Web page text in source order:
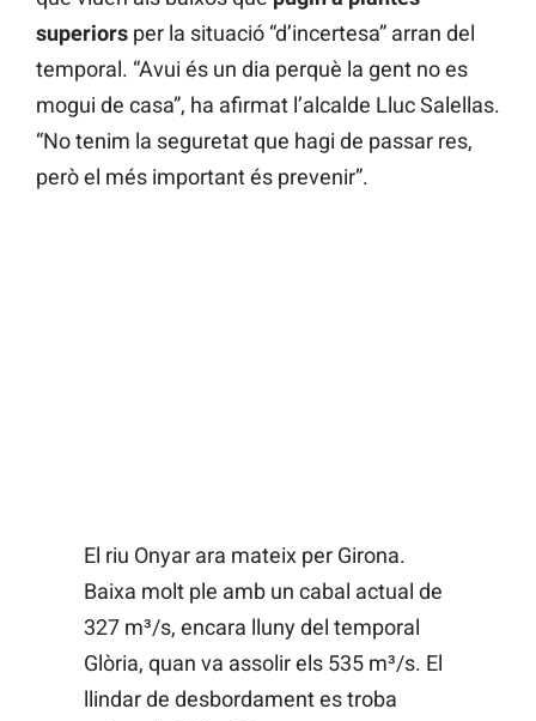
superiors per la situació “d’incertesa” arran del
temporal. “Avui és un dia perquè la gent no es
mogui de casa”, ha afirmat l’alcalde Lluc Salellas.
“No tenim la seguretat que hagi de passar res,
però el més important és prevenir”.
El riu Onyar ara mateix per Girona.
Baixa molt ple amb un cabal actual de
327 m³/s, encara lluny del temporal
Glòria, quan va assolir els 535 m³/s. El
llindar de desbordament es troba